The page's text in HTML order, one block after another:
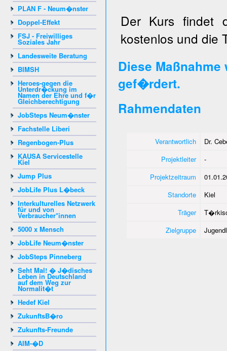
PLAN F - Neum�nster
Doppel-Effekt
FSJ - Freiwilliges
Soziales Jahr
Landesweite Beratung
BIMSH
Heroes-gegen die
Unterdr�ckung im
Namen der Ehre und f�r
Gleichberechtigung
JobSteps Neum�nster
Fachstelle Liberi
Regenbogen-Plus
KAUSA Servicestelle
Kiel
Jump Plus
JobLife Plus L�beck
Interkulturelles Netzwerk
für und von
Verbraucher*innen
5000 x Mensch
JobLife Neum�nster
JobSteps Pinneberg
Seht Mal! � J�disches
Leben in Deutschland
auf dem Weg zur
Normalit�t
Hedef Kiel
ZukunftsB�ro
Zukunfts-Freunde
AIM-�D
Der Kurs findet
kostenlos und die
Diese
gef�rdert.
Rahmendaten
Verantwortlich
Dr.
Projektleiter
-
Projektzeitraum
Standorte
Kiel
Träger
Zielgruppe